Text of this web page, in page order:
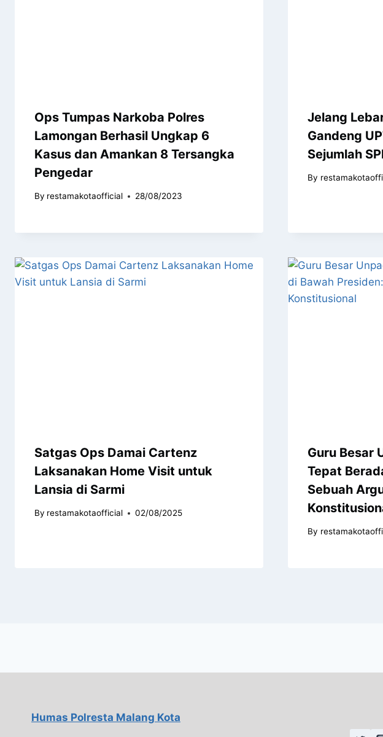
Ops Tumpas Narkoba Polres
Lamongan Berhasil Ungkap 6
Kasus dan Amankan 8 Tersangka
Pengedar
By restamakotaofficial 28/08/2023
Jelang
Gandeng
Sejumlah
By
Satgas Ops Damai Cartenz
Laksanakan Home Visit untuk
Lansia di Sarmi
By restamakotaofficial 02/08/2025
Guru Besar
Tepat
Sebuah
By
Humas Polresta Malang Kota